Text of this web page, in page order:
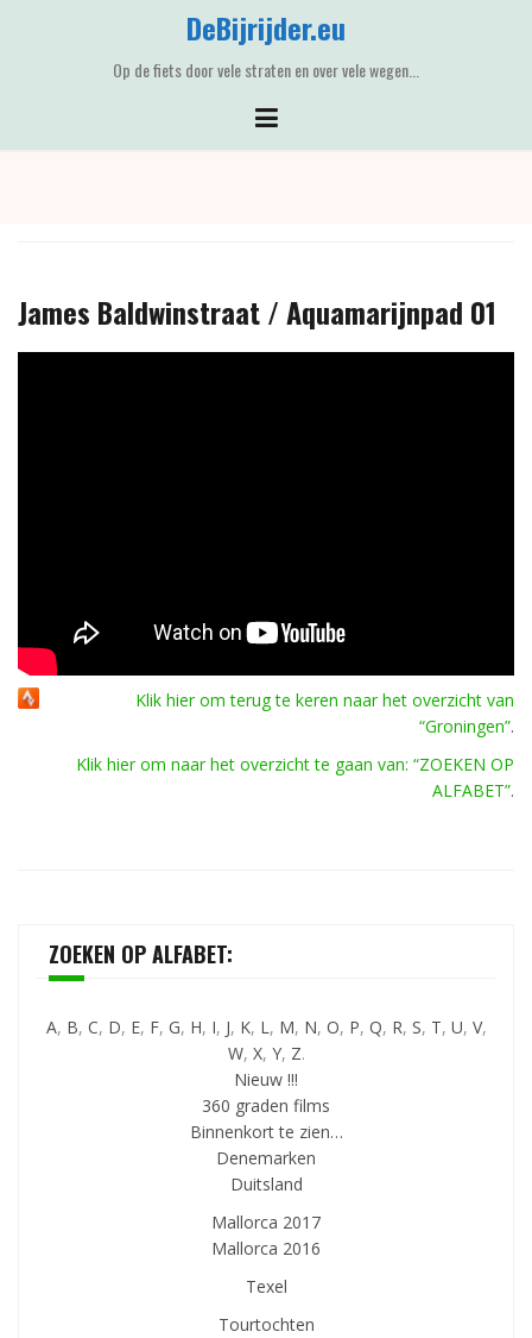
DeBijrijder.eu
Op de fiets door vele straten en over vele wegen...
James Baldwinstraat / Aquamarijnpad 01
Klik hier om terug te keren naar het overzicht van
“Groningen”.
Klik hier om naar het overzicht te gaan van: “ZOEKEN OP
ALFABET”.
ZOEKEN OP ALFABET:
A, B, C, D, E, F, G, H, I, J, K, L, M, N, O, P, Q, R, S, T, U, V,
W, X, Y, Z.
Nieuw !!!
360 graden films
Binnenkort te zien…
Denemarken
Duitsland
Mallorca 2017
Mallorca 2016
Texel
Tourtochten